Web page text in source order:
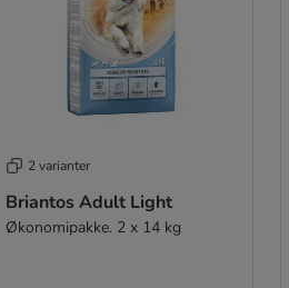
2 varianter
Briantos Adult Light
Økonomipakke. 2 x 14 kg